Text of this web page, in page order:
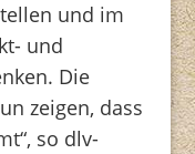
und im
und
Die
zeigen, dass
so dlv-